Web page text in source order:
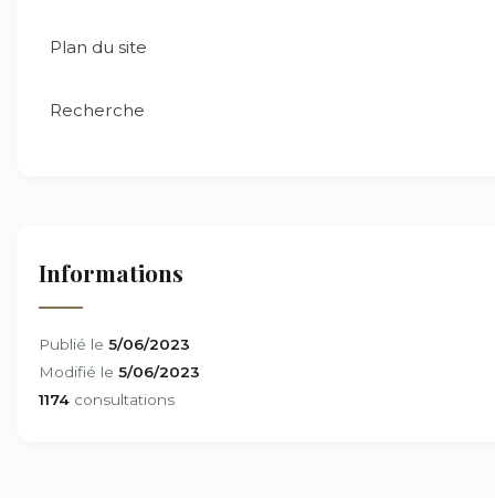
Plan du site
Recherche
Informations
Publié le 5/06/2023
Modifié le 5/06/2023
1174 consultations